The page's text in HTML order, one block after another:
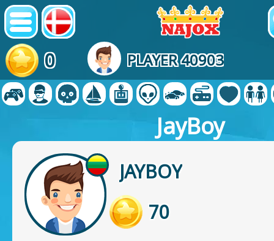
0 PLAYER 40903
JayBoy
JAYBOY
70